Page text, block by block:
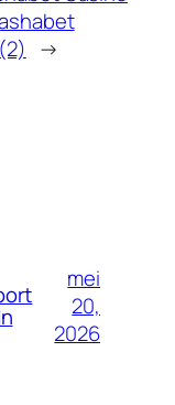
→
mei
20,
2026